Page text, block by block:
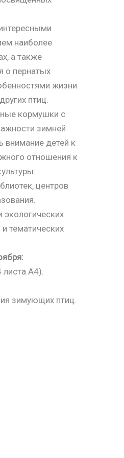
наиболее
а также
о пернатых
жизни
птиц.
кормушки с
зимней
внимание детей к
отношения к
центров
тематических
листа А4).
зимующих птиц.